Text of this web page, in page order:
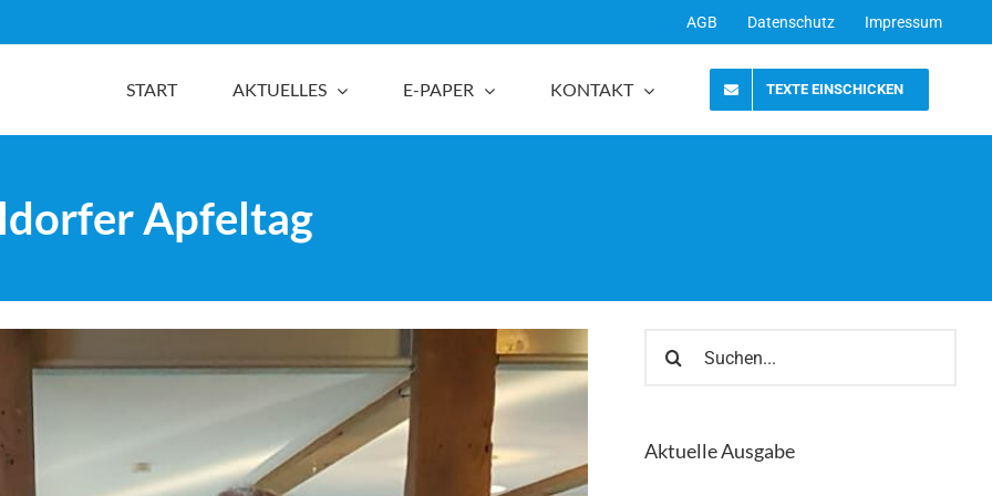
AGB Datenschutz Impressum
START AKTUELLES E-PAPER KONTAKT TEXTE EINSCHICKEN
Apfeltag
nach:
Aktuelle Ausgabe